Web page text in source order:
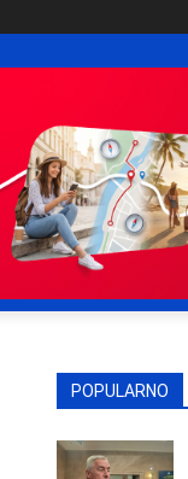
POPULARNO